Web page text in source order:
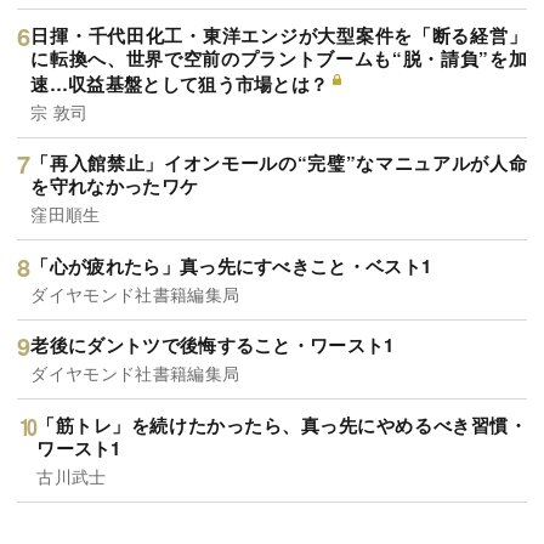
日揮・千代田化工・東洋エンジが大型案件を「断る経営」
に転換へ、世界で空前のプラントブームも“脱・請負”を加
速…収益基盤として狙う市場とは？
宗 敦司
「再入館禁止」イオンモールの“完璧”なマニュアルが人命
を守れなかったワケ
窪田順生
「心が疲れたら」真っ先にすべきこと・ベスト1
ダイヤモンド社書籍編集局
老後にダントツで後悔すること・ワースト1
ダイヤモンド社書籍編集局
「筋トレ」を続けたかったら、真っ先にやめるべき習慣・
ワースト1
古川武士